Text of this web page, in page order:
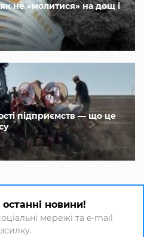
не «молитися» на дощ і
підприємств — що це
новини!
мережі та e-mail